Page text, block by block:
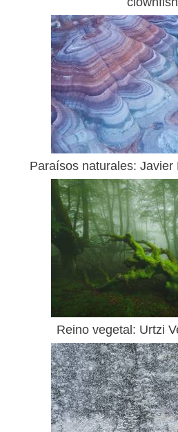
Paraísos naturales: Javier
Reino vegetal: Urtzi